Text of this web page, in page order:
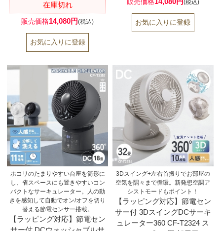
在庫切れ
販売価格14,080円(税込)
(税込)
ホコリのたまりやすい台座を筒形に
し、省スペースにも置きやすいコン
パクトなサーキュレーター。人の動
きを感知して自動でオン/オフを切り
替える節電センサー搭載。
【ラッピング対応】節電セン
3Dスイング+左右首振りでお部屋の
空気を隅々まで循環。新発想空調ア
シストモードもポイント！
【ラッピング対応】節電セン
サー付 3DスイングDCサーキ
ュレーター360 CF-T2324 ス